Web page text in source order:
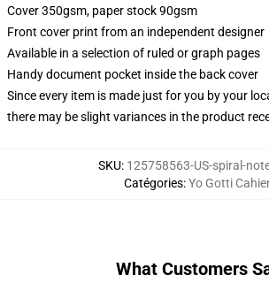
Cover 350gsm, paper stock 90gsm
Front cover print from an independent designer
Available in a selection of ruled or graph pages
Handy document pocket inside the back cover
Since every item is made just for you by your
there may be slight variances in the product
SKU: 125758563-US-spiral-
Catégories:Yo Gotti Cahier
What Customers